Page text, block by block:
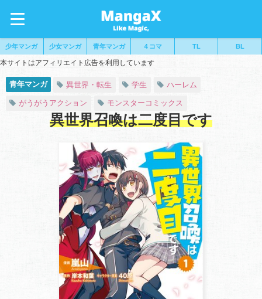
少年マンガ 少女マンガ 青年マンガ ４コマ TL BL
本サイトはアフィリエイト広告を利用しています
青年マンガ 異世界・転生 学生 ハーレム
がうがうアクション モンスターコミックス
異世界召喚は二度目です